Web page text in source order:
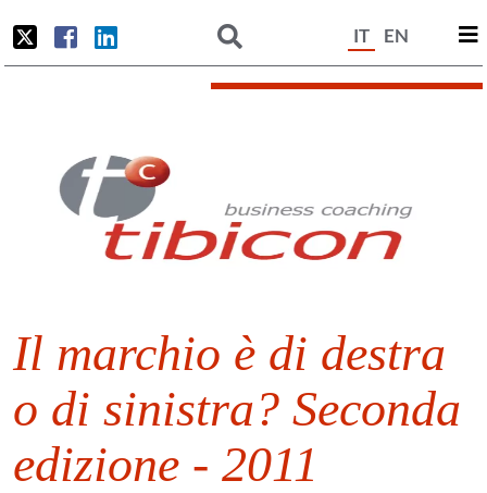
IT EN
Il marchio è di destra
o di sinistra? Seconda
edizione - 2011